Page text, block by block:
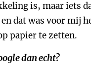
is, maar iets
dat was voor mij
papier te zetten.
dan echt?